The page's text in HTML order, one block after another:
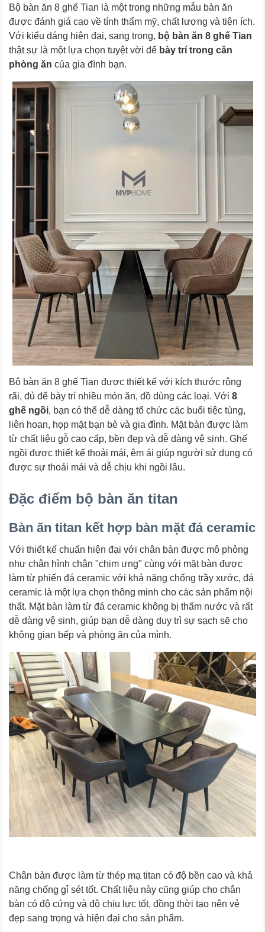
Bộ bàn ăn 8 ghế Tian là một trong những mẫu bàn ăn
được đánh giá cao về tính thẩm mỹ, chất lượng và tiện ích.
Với kiểu dáng hiện đại, sang trọng, bộ bàn ăn 8 ghế Tian
thật sự là một lựa chọn tuyệt vời để bày trí trong căn
phòng ăn của gia đình bạn.
Bộ bàn ăn 8 ghế Tian được thiết kế với kích thước rộng
rãi, đủ để bày trí nhiều món ăn, đồ dùng các loại. Với 8
ghế ngồi, bạn có thể dễ dàng tổ chức các buổi tiệc tùng,
liên hoan, họp mặt bạn bè và gia đình. Mặt bàn được làm
từ chất liệu gỗ cao cấp, bền đẹp và dễ dàng vệ sinh. Ghế
ngồi được thiết kế thoải mái, êm ái giúp người sử dụng có
được sự thoải mái và dễ chịu khi ngồi lâu.
Đặc điểm bộ bàn ăn titan
Bàn ăn titan kết hợp bàn mặt đá ceramic
Với thiết kế chuẩn hiện đại với chân bàn được mô phỏng
như chân hình chân "chim ưng" cùng với mặt bàn được
làm từ phiến đá ceramic với khả năng chống trầy xước, đá
ceramic là một lựa chọn thông minh cho các sản phẩm nội
thất. Mặt bàn làm từ đá ceramic không bị thấm nước và rất
dễ dàng vệ sinh, giúp bạn dễ dàng duy trì sự sạch sẽ cho
không gian bếp và phòng ăn của mình.
Chân bàn được làm từ thép mạ titan có độ bền cao và khả
năng chống gỉ sét tốt. Chất liệu này cũng giúp cho chân
bàn có độ cứng và độ chịu lực tốt, đồng thời tạo nên vẻ
đẹp sang trọng và hiện đại cho sản phẩm.